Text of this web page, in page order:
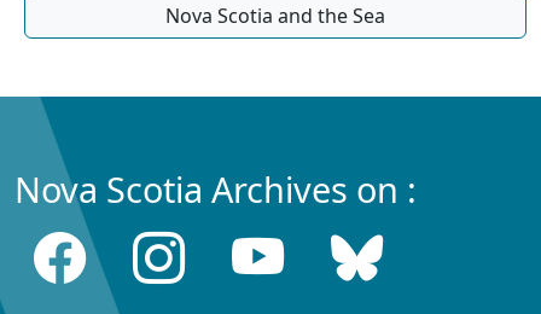
Nova Scotia and the Sea
Nova Scotia Archives on :